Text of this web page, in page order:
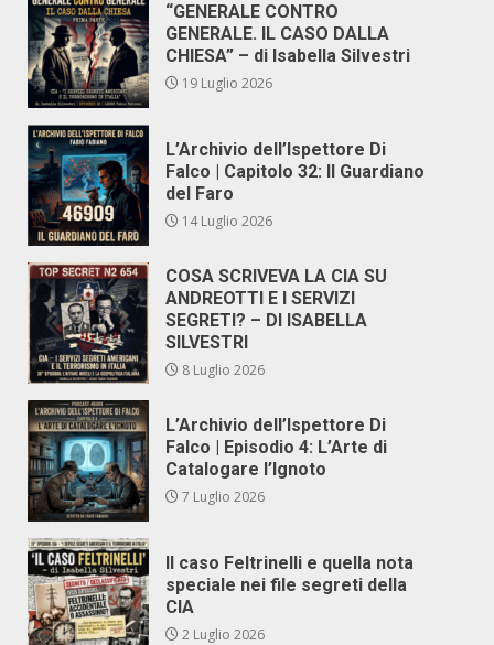
“GENERALE CONTRO
GENERALE. IL CASO DALLA
CHIESA” – di Isabella Silvestri
19 Luglio 2026
L’Archivio dell’Ispettore Di
Falco | Capitolo 32: Il Guardiano
del Faro
14 Luglio 2026
COSA SCRIVEVA LA CIA SU
ANDREOTTI E I SERVIZI
SEGRETI? – DI ISABELLA
SILVESTRI
8 Luglio 2026
L’Archivio dell’Ispettore Di
Falco | Episodio 4: L’Arte di
Catalogare l’Ignoto
7 Luglio 2026
Il caso Feltrinelli e quella nota
speciale nei file segreti della
CIA
2 Luglio 2026